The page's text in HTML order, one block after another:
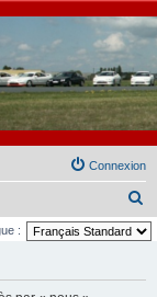
Connexion
e
: